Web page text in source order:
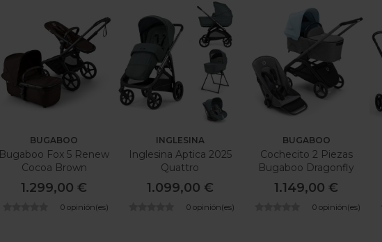
BUGABOO
Bugaboo Fox 5 Renew
Cocoa Brown
1.299,00 €
0 opinión(es)
INGLESINA
Inglesina Aptica 2025
Quattro
1.099,00 €
0 opinión(es)
BUGABOO
Cochecito 2 Piezas
Bugaboo Dragonfly
1.149,00 €
0 opinión(es)